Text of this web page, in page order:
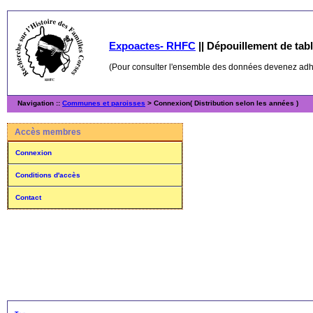
Expoactes- RHFC || Dépouillement de
(Pour consulter l'ensemble des données devenez
Navigation :: Communes et paroisses > Connexion( Distribution selon les années )
Accès membres
Connexion
Conditions d'accès
Contact